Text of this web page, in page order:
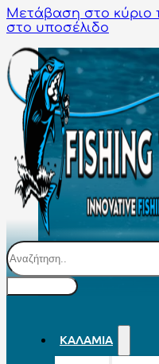
Μετάβαση στο κύριο
στο υποσέλιδο
Αναζήτηση
ΚΑΛΆΜΙΑ